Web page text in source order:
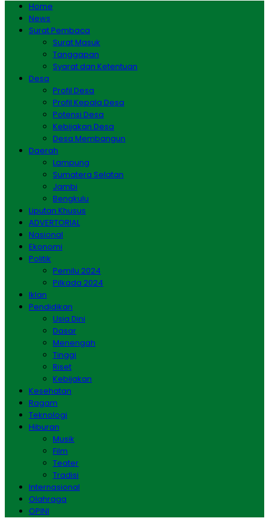
Home
News
Surat Pembaca
Surat Masuk
Tanggapan
Syarat dan Ketentuan
Desa
Profil Desa
Profil Kepala Desa
Potensi Desa
Kebijakan Desa
Desa Membangun
Daerah
Lampung
Sumatera Selatan
Jambi
Bengkulu
Liputan Khusus
ADVERTORIAL
Nasional
Ekonomi
Politik
Pemilu 2024
Pilkada 2024
Iklan
Pendidikan
Usia Dini
Dasar
Menengah
Tinggi
Riset
Kebijakan
Kesehatan
Ragam
Teknologi
Hiburan
Musik
Film
Teater
Tradisi
Internasional
Olahraga
OPINI